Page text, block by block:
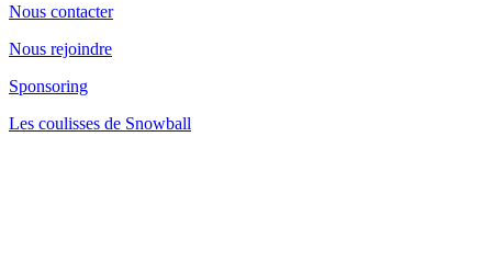
Nous contacter
Nous rejoindre
Sponsoring
Les coulisses de Snowball